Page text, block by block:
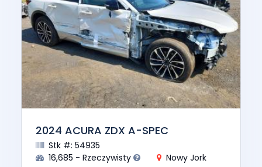
2024 ACURA ZDX A-SPEC
Stk #: 54935
16,685 - Rzeczywisty
Nowy Jork